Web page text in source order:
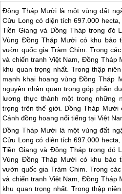
Đồng Tháp Mười là một vùng đất
Cửu Long có diện tích 697.000
Tiền Giang và Đồng Tháp trong đó
Vùng Đồng Tháp Mười có khu bảo
vườn quốc gia Tràm Chim. Trong
và chiến tranh Việt Nam, Đồng Tháp
khu quan trọng nhất. Trong thập
mạnh khai hoang vùng Đồng Tháp
nguyên nhân quan trọng góp phần
lương thực thành một trong những
trọng trên thế giới. Đồng Tháp Mười
Cánh đồng hoang nổi tiếng tại Việt
Đồng Tháp Mười là một vùng đất
Cửu Long có diện tích 697.000
Tiền Giang và Đồng Tháp trong đó
Vùng Đồng Tháp Mười có khu bảo
vườn quốc gia Tràm Chim. Trong
và chiến tranh Việt Nam, Đồng Tháp
khu quan trọng nhất. Trong thập